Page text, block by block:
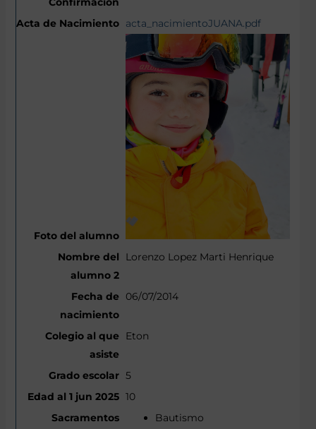
acta_nacimientoJUANA.pdf
Lorenzo Lopez Marti Henrique
06/07/2014
Eton
5
10
Bautismo